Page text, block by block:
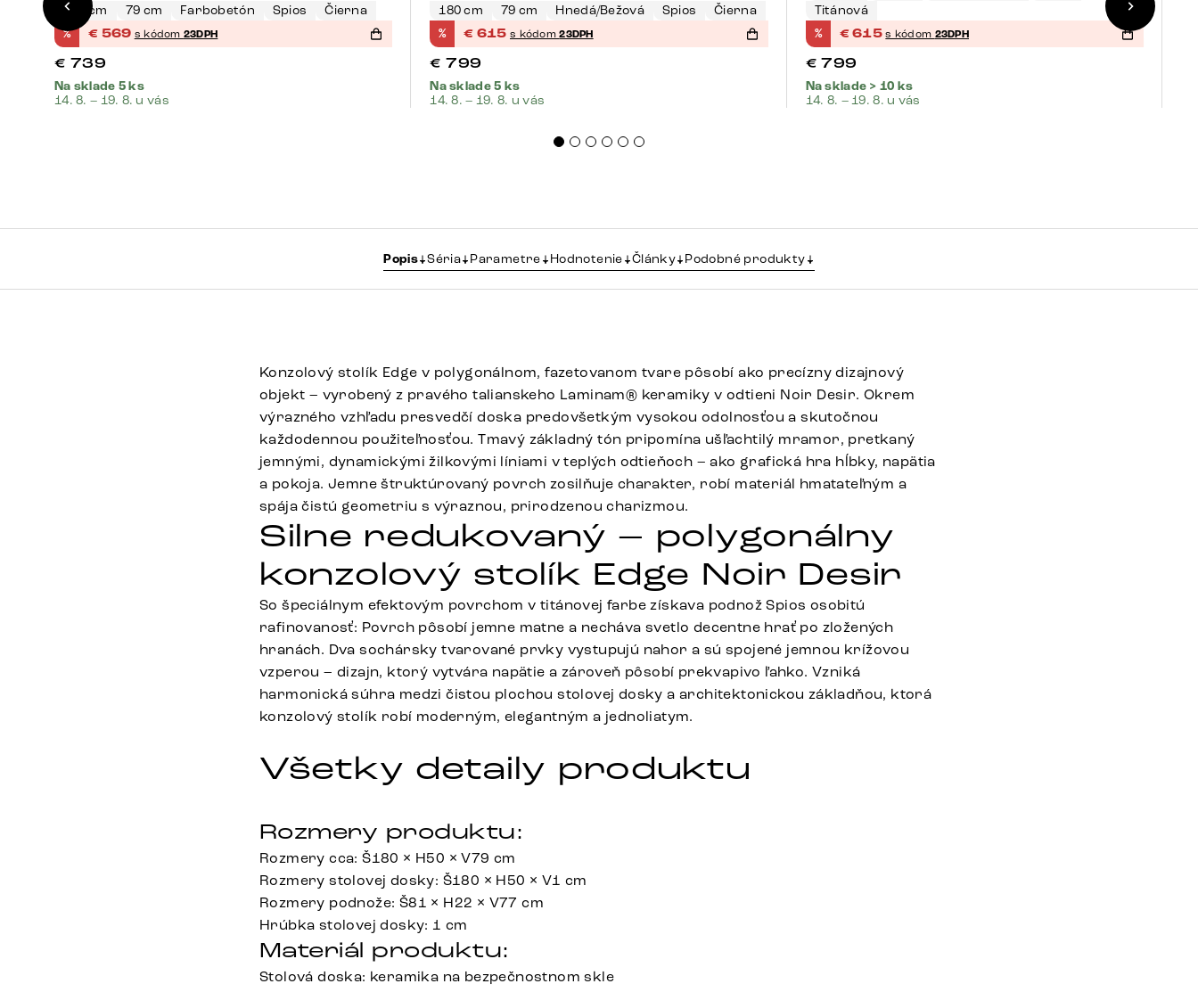
180 cm 79 cm Farbobetón Spios Čierna
% € 569 s kódom 23DPH
€ 739
Na sklade 5 ks
14. 8. – 19. 8. u vás
180 cm 79 cm Hnedá/Bežová Spios Čierna
% € 615 s kódom23DPH
€ 799
Na sklade 5 ks
14. 8. – 19. 8. u vás
Titánová
% €615 s kódom 23DPH
€ 799
Na sklade > 10 ks
14. 8. – 19. 8. u vás
Popis Séria Parametre Hodnotenie Články Podobné produkty
Konzolový stolík Edge v polygonálnom, fazetovanom tvare pôsobí ako precízny dizajnový
objekt – vyrobený z pravého talianskeho Laminam® keramiky v odtieni Noir Desir. Okrem
výrazného vzhľadu presvedčí doska predovšetkým vysokou odolnosťou a skutočnou
každodennou použiteľnosťou. Tmavý základný tón pripomína ušľachtilý mramor, pretkaný
jemnými, dynamickými žilkovými líniami v teplých odtieňoch – ako grafická hra hĺbky, napätia
a pokoja. Jemne štruktúrovaný povrch zosilňuje charakter, robí materiál hmatateľným a
spája čistú geometriu s výraznou, prirodzenou charizmou.
Silne redukovaný – polygonálny
konzolový stolík Edge Noir Desir
So špeciálnym efektovým povrchom v titánovej farbe získava podnož Spios osobitú
rafinovanosť: Povrch pôsobí jemne matne a necháva svetlo decentne hrať po zložených
hranách. Dva sochársky tvarované prvky vystupujú nahor a sú spojené jemnou krížovou
vzperou – dizajn, ktorý vytvára napätie a zároveň pôsobí prekvapivo ľahko. Vzniká
harmonická súhra medzi čistou plochou stolovej dosky a architektonickou základňou, ktorá
konzolový stolík robí moderným, elegantným a jednoliatym.
Všetky detaily produktu
Rozmery produktu:
Rozmery cca: Š180 × H50 × V79 cm
Rozmery stolovej dosky: Š180 × H50 × V1 cm
Rozmery podnože: Š81 × H22 × V77 cm
Hrúbka stolovej dosky: 1 cm
Materiál produktu:
Stolová doska: keramika na bezpečnostnom skle